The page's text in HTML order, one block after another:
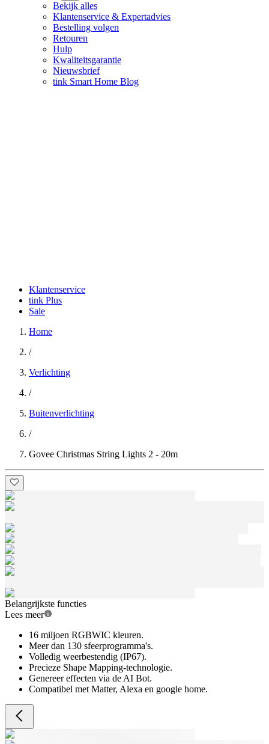
Bekijk alles
Klantenservice & Expertadvies
Bestelling volgen
Retouren
Hulp
Kwaliteitsgarantie
Nieuwsbrief
tink Smart Home Blog
Klantenservice
tink Plus
Sale
Home
/
Verlichting
/
Buitenverlichting
/
Govee Christmas String Lights 2 - 20m
Belangrijkste functies
Lees meer
16 miljoen RGBWIC kleuren.
Meer dan 130 sfeerprogramma's.
Volledig weerbestendig (IP67).
Precieze Shape Mapping-technologie.
Genereer effecten via de AI Bot.
Compatibel met Matter, Alexa en google home.